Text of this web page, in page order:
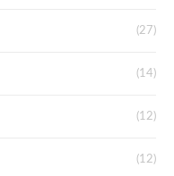
(27)
(14)
(12)
(12)